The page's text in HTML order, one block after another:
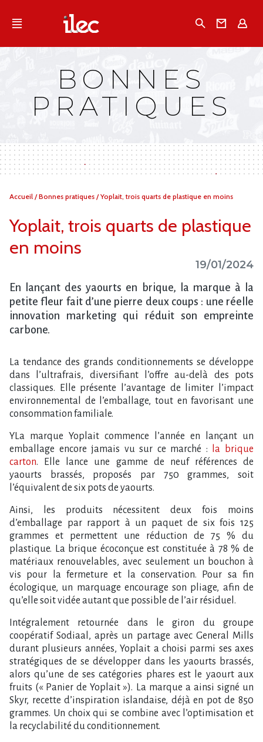
Qu'est-ce que l’Ilec
Campagnes multimarques
Dans la presse
BONNES
PRATIQUES
Vous
Accueil /Bonnes pratiques /Yoplait, trois quarts de plastique en moins
Yoplait, trois quarts de plastique
en moins
19/01/2024
En lançant des yaourts en brique, la marque à la
petite fleur fait d’une pierre deux coups : une réelle
innovation marketing qui réduit son empreinte
carbone.
La tendance des grands conditionnements se développe
dans l’ultrafrais, diversifiant l’offre au-delà des pots
classiques. Elle présente l’avantage de limiter l’impact
environnemental de l’emballage, tout en favorisant une
consommation familiale.
YLa marque Yoplait commence l’année en lançant un
emballage encore jamais vu sur ce marché :
la brique
carton. Elle lance une gamme de neuf références de
yaourts brassés, proposés par 750 grammes, soit
l’équivalent de six pots de yaourts.
Ainsi, les produits nécessitent deux fois moins
d’emballage par rapport à un paquet de six fois 125
grammes et permettent une réduction de 75 % du
plastique. La brique écoconçue est constituée à 78 % de
matériaux renouvelables, avec seulement un bouchon à
vis pour la fermeture et la conservation. Pour sa fin
écologique, un marquage encourage son pliage, afin de
qu’elle soit vidée autant que possible de l’air résiduel.
Intégralement retournée dans le giron du groupe
coopératif Sodiaal, après un partage avec General Mills
durant plusieurs années, Yoplait a choisi parmi ses axes
stratégiques de se développer dans les yaourts brassés,
alors qu’une de ses catégories phares est le yaourt aux
fruits (« Panier de Yoplait »). La marque a ainsi signé un
Skyr, recette d’inspiration islandaise, déjà en pot de 850
grammes. Un choix qui se combine avec l’optimisation et
la recyclabilité du conditionnement.